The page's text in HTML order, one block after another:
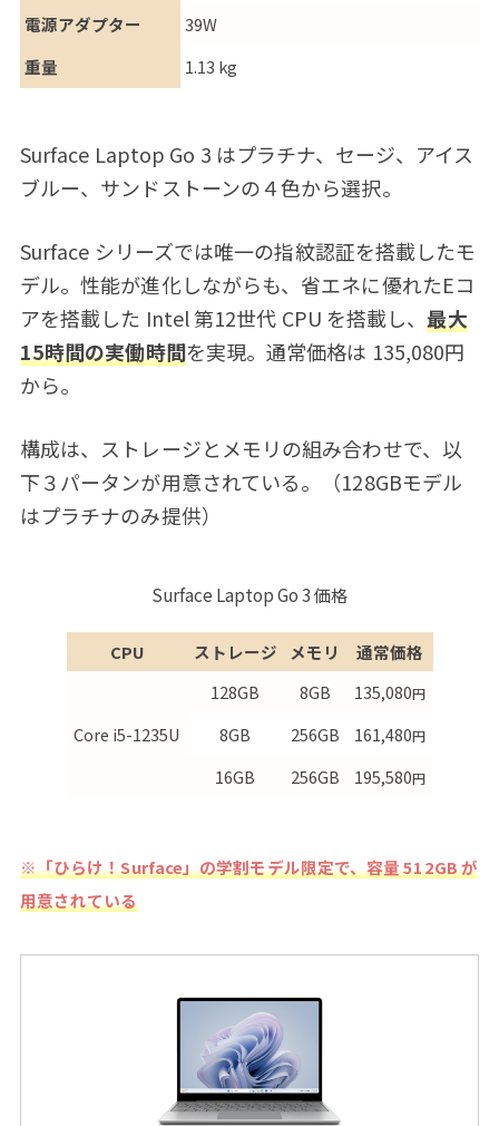
電源アダプター
39W
重量
1.13 kg
Surface Laptop Go 3 はプラチナ、セージ、アイス
ブルー、サンドストーンの４色から選択。
Surface シリーズでは唯一の指紋認証を搭載したモ
デル。性能が進化しながらも、省エネに優れたEコ
アを搭載した Intel 第12世代 CPU を搭載し、最大
15時間の実働時間を実現。通常価格は 135,080円
から。
構成は、ストレージとメモリの組み合わせで、以
下３パータンが用意されている。（128GBモデル
はプラチナのみ提供）
Surface Laptop Go 3 価格
CPU ストレージ メモリ 通常価格
Core i5-1235U
128GB 8GB 135,080円
8GB 256GB 161,480円
16GB 256GB 195,580円
※「ひらけ！Surface」の学割モデル限定で、容量 512GB が
用意されている